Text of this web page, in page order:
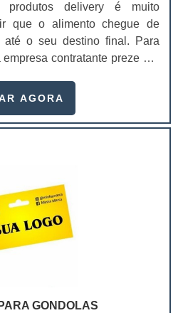
produtos delivery é muito
que o alimento chegue de
até o seu destino final. Para
contratante preze por
com tampa. As caixas
que adquirir o produto,
geral, donos e
costumam comprar
principalmente os que
fast foods, restaurantes,
AGORA
GONDOLAS